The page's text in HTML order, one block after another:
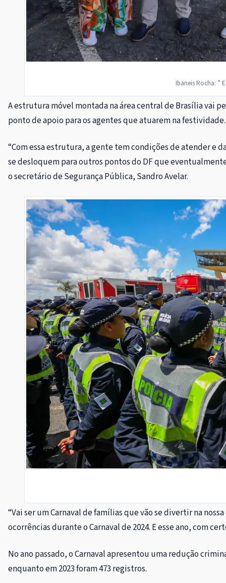
Ibaneis Rocha: ”
A estrutura móvel montada na área central de Brasília vai
ponto de apoio para os agentes que atuarem na festividade.
“Com essa estrutura, a gente tem condições de atender e
se desloquem para outros pontos do DF que
o secretário de Segurança Pública, Sandro Avelar.
“Vai ser um Carnaval de famílias que vão se divertir na
ocorrências durante o Carnaval de 2024. E esse ano, com
No ano passado, o Carnaval apresentou uma redução
enquanto em 2023 foram 473 registros.